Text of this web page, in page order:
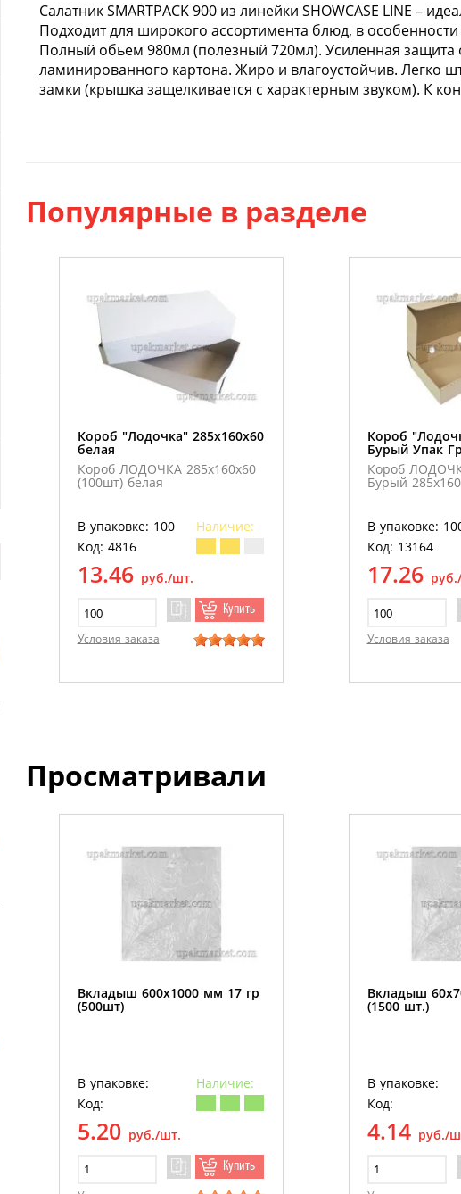
Салатник SMARTPACK 900 из линейки SHOWCASE LINE –
Подходит для широкого ассортимента блюд, в
Полный обьем 980мл (полезный 720мл). Усиленная
ламинированного картона. Жиро и влагоустойчив. Легко
замки (крышка защелкивается с характерным звуком). К
Популярные в разделе
Короб "Лодочка" 285х160х60
белая
Короб ЛОДОЧКА 285х160х60
(100шт) белая
В упаковке: 100
Наличие:
Код: 4816
13.46 руб./шт.
Купить
Условия заказа
Короб
Бурый Упак
Короб
Бурый
В упаковке:
Код: 13164
17.26
Условия заказа
Просматривали
Вкладыш 600х1000 мм 17 гр
(500шт)
В упаковке:
Наличие:
Код:
5.20 руб./шт.
Купить
Вкладыш
(1500 шт.)
В упаковке:
Код:
4.14 руб./